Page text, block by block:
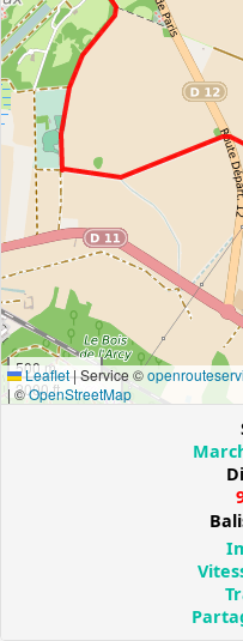
500 m
2000 ft
Leaflet|Service ©
| ©OpenStreetMap